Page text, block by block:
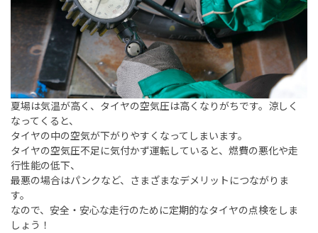
夏場は気温が高く、タイヤの空気圧は高くなりがちです。涼しく
なってくると、
タイヤの中の空気が下がりやすくなってしまいます。
タイヤの空気圧不足に気付かず運転していると、燃費の悪化や走
行性能の低下、
最悪の場合はパンクなど、さまざまなデメリットにつながりま
す。
なので、安全・安心な走行のために定期的なタイヤの点検をしま
しょう！